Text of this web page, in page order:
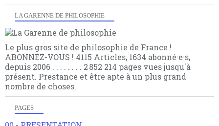
LA GARENNE DE PHILOSOPHIE
Le plus gros site de philosophie de France !
ABONNEZ-VOUS ! 4115 Articles, 1634 abonné·e·s,
depuis 2006 . . . . . . . . 2 852 214 pages vues jusqu'à
présent. Prestance et être apte à un plus grand
nombre de choses.
PAGES